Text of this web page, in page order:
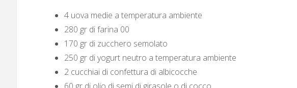
4 uova medie a temperatura ambiente
280 gr di farina 00
170 gr di zucchero semolato
250 gr di yogurt neutro a temperatura ambiente
2 cucchiai di confettura di albicocche